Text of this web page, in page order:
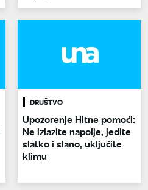
DRUŠTVO
Upozorenje Hitne pomoći:
Ne izlazite napolje, jedite
slatko i slano, uključite
klimu